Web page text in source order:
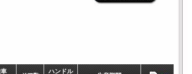
ハンドル